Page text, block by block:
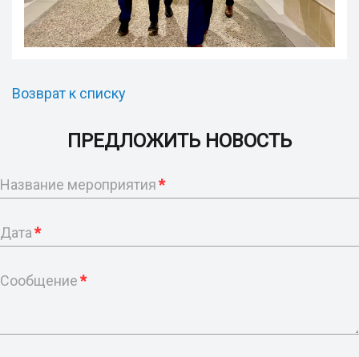
Возврат к списку
ПРЕДЛОЖИТЬ НОВОСТЬ
Название мероприятия*
Дата*
Сообщение*